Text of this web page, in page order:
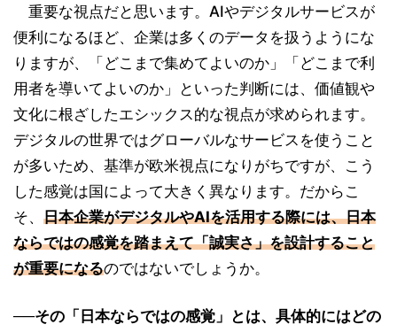
重要な視点だと思います。AIやデジタルサービスが
便利になるほど、企業は多くのデータを扱うようにな
りますが、「どこまで集めてよいのか」「どこまで利
用者を導いてよいのか」といった判断には、価値観や
文化に根ざしたエシックス的な視点が求められます。
デジタルの世界ではグローバルなサービスを使うこと
が多いため、基準が欧米視点になりがちですが、こう
した感覚は国によって大きく異なります。だからこ
そ、 日本企業がデジタルやAIを活用する際には、日本
ならではの感覚を踏まえて「誠実さ」を設計すること
が重要になるのではないでしょうか。
──その「日本ならではの感覚」とは、具体的にはどの